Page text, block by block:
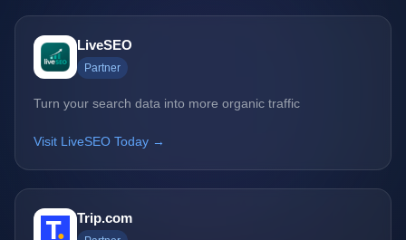
LiveSEO
Partner
Turn your search data into more organic traffic
Visit LiveSEO Today →
Trip.com